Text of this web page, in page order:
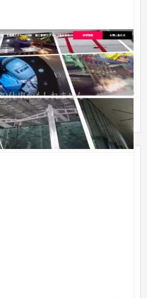
レートサイト
万円
ランディングからお手伝いをさせ
鉄でつくる未来-」というコンセプ